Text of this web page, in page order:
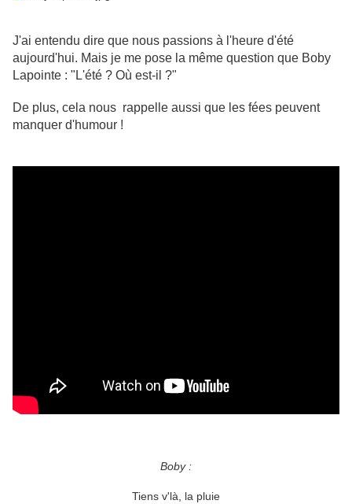
J'ai entendu dire que nous passions à l'heure d'été
aujourd'hui. Mais je me pose la même question que Boby
Lapointe : "L'été ? Où est-il ?"
De plus, cela nous rappelle aussi que les fées peuvent
manquer d'humour !
Boby :
Tiens v'là, la pluie